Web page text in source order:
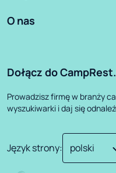
O nas
Dołącz do
Prowadzisz firmę w branży
wyszukiwarki i daj się
Język strony: